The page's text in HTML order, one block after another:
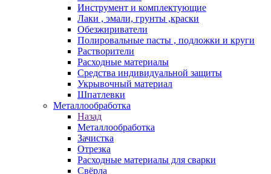
Инструмент и комплектующие
Лаки , эмали, грунты ,краски
Обезжириватели
Полировальные пасты , подложки и круги
Растворители
Расходные материалы
Средства индивидуальной защиты
Укрывочный материал
Шпатлевки
Металлообработка
Назад
Металлообработка
Зачистка
Отрезка
Расходные материалы для сварки
Свёрла